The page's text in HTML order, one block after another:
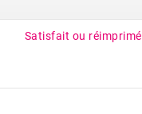
Satisfait ou réimprimé